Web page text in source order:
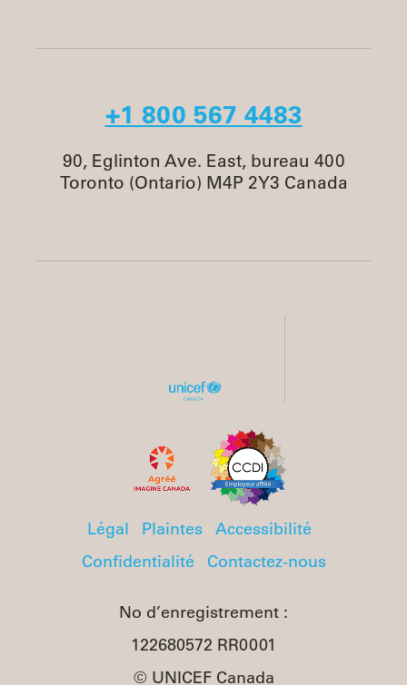
+1 800 567 4483
90, Eglinton Ave. East, bureau 400
Toronto (Ontario) M4P 2Y3 Canada
Légal Plaintes
Accessibilité
Confidentialité
Contactez-nous
No d’enregistrement :
122680572 RR0001
© UNICEF Canada